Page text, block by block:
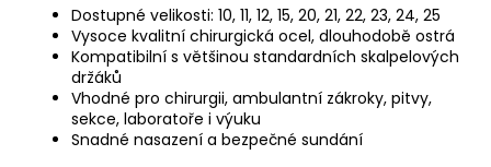
Dostupné velikosti: 10, 11, 12, 15, 20, 21, 22, 23, 24, 25
Vysoce kvalitní chirurgická ocel, dlouhodobě ostrá
Kompatibilní s většinou standardních skalpelových
držáků
Vhodné pro chirurgii, ambulantní zákroky, pitvy,
sekce, laboratoře i výuku
Snadné nasazení a bezpečné sundání